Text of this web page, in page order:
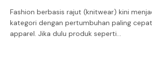
Fashion berbasis rajut (knitwear) kini
kategori dengan pertumbuhan paling
apparel. Jika dulu produk seperti…